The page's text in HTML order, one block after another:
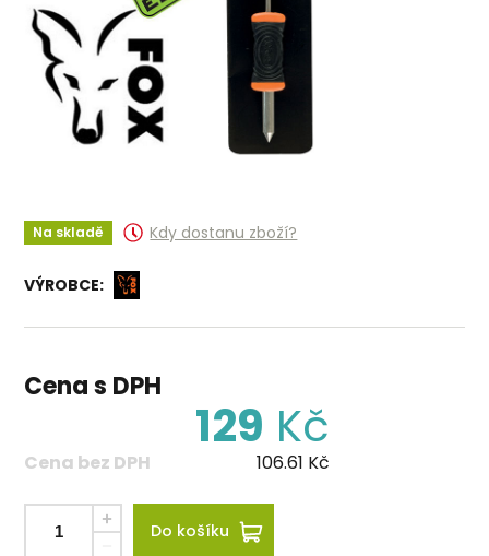
Na skladě Kdy dostanu zboží?
VÝROBCE:
Cena s DPH
129 Kč
Cena bez DPH 106.61 Kč
Do košíku